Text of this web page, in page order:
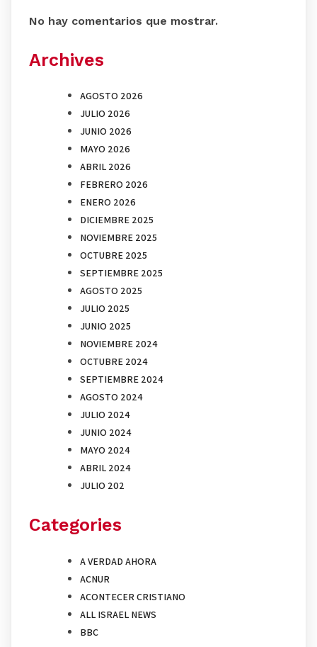
No hay comentarios que mostrar.
Archives
AGOSTO 2026
JULIO 2026
JUNIO 2026
MAYO 2026
ABRIL 2026
FEBRERO 2026
ENERO 2026
DICIEMBRE 2025
NOVIEMBRE 2025
OCTUBRE 2025
SEPTIEMBRE 2025
AGOSTO 2025
JULIO 2025
JUNIO 2025
NOVIEMBRE 2024
OCTUBRE 2024
SEPTIEMBRE 2024
AGOSTO 2024
JULIO 2024
JUNIO 2024
MAYO 2024
ABRIL 2024
JULIO 202
Categories
A VERDAD AHORA
ACNUR
ACONTECER CRISTIANO
ALL ISRAEL NEWS
BBC